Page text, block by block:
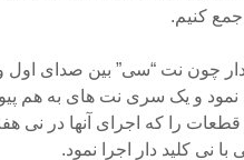
جمع کنیم.
چون نت “سی” بین صدای اول
و یک سری نت های به هم
را که اجرای آنها در نی
نی کلید دار اجرا نمود.